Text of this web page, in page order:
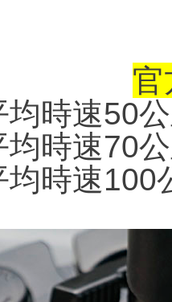
官
均時速50
均時速70
均時速100